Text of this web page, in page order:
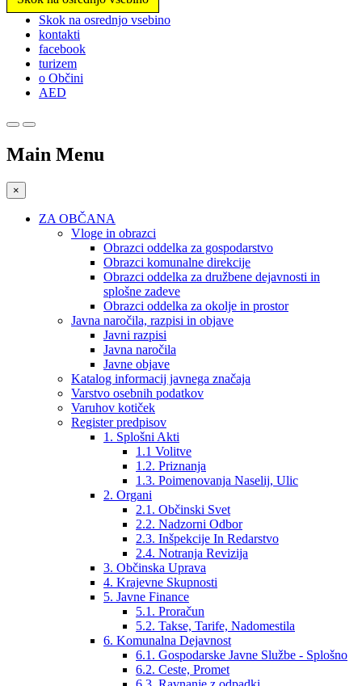
Prosimo,
upoštevajte:
spletno
mesto
vključuje
sistem
Skok na osrednjo vsebino
kontakti
facebook
turizem
o Občini
AED
Main Menu
×
ZA OBČANA
Vloge in obrazci
Obrazci oddelka za gospodarstvo
Obrazci komunalne direkcije
Obrazci oddelka za družbene dejavnosti in
splošne zadeve
Obrazci oddelka za okolje in prostor
Javna naročila, razpisi in objave
Javni razpisi
Javna naročila
Javne objave
Katalog informacij javnega značaja
Varstvo osebnih podatkov
Varuhov kotiček
Register predpisov
1. Splošni Akti
1.1 Volitve
1.2. Priznanja
1.3. Poimenovanja Naselij, Ulic
2. Organi
2.1. Občinski Svet
2.2. Nadzorni Odbor
2.3. Inšpekcije In Redarstvo
2.4. Notranja Revizija
3. Občinska Uprava
4. Krajevne Skupnosti
5. Javne Finance
5.1. Proračun
5.2. Takse, Tarife, Nadomestila
6. Komunalna Dejavnost
6.1. Gospodarske Javne Službe - Splošno
6.2. Ceste, Promet